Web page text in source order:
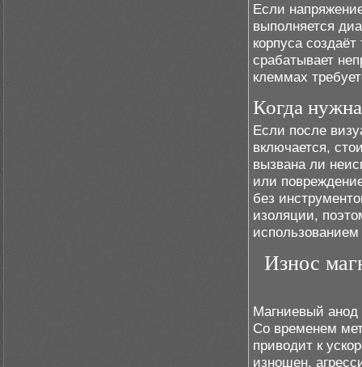
Если
выполняется
корпуса
срабатывает
клеммах
Когда
Если после
включается,
вызвана ли
или
без
изоляции,
Износ
Магниевый анод
Со временем
приводит к
изношен,